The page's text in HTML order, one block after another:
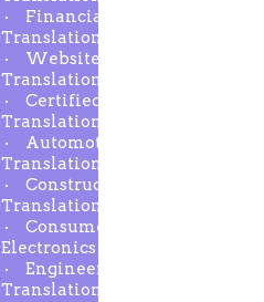
Financial
Translation
Website
Translation
Certified
Translation
Automotive
Translation
Construction
Translation
Consumer
Electronics
Engineering
Translation